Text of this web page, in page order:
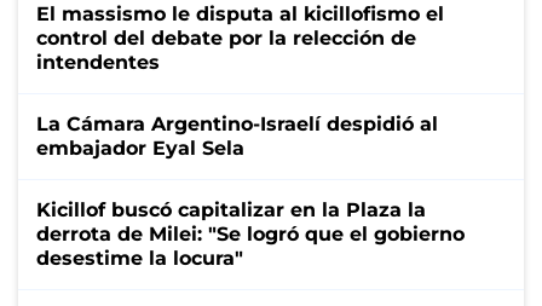
El massismo le disputa al kicillofismo el
control del debate por la relección de
intendentes
La Cámara Argentino-Israelí despidió al
embajador Eyal Sela
Kicillof buscó capitalizar en la Plaza la
derrota de Milei: "Se logró que el gobierno
desestime la locura"